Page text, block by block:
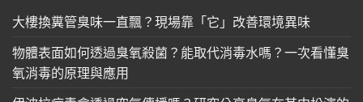
大樓換糞管臭味一直飄？現場靠「它」改善環境異味
物體表面如何透過臭氧殺菌？能取代消毒水嗎？一次看懂臭
氧消毒的原理與應用